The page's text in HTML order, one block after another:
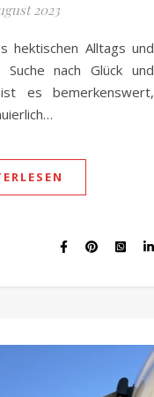
2023
hektischen Alltags und
nach Glück und
es bemerkenswert,